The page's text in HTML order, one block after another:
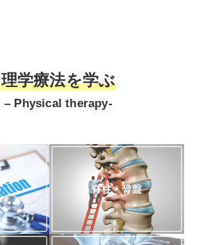
理学療法を学ぶ
– Physical therapy-